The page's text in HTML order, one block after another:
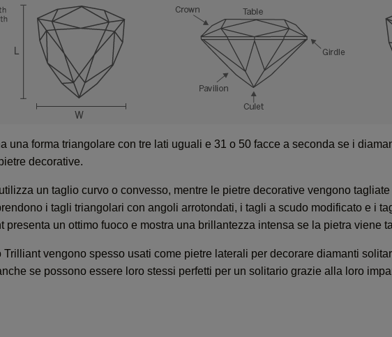
una forma triangolare con tre lati uguali e 31 o 50 facce a seconda se i
decorative.
un taglio curvo o convesso, mentre le pietre decorative vengono
i tagli triangolari con angoli arrotondati, i tagli a scudo modificato e i
presenta un ottimo fuoco e mostra una brillantezza intensa se la pietra viene
Trilliant vengono spesso usati come pietre laterali per decorare diamanti
se possono essere loro stessi perfetti per un solitario grazie alla loro